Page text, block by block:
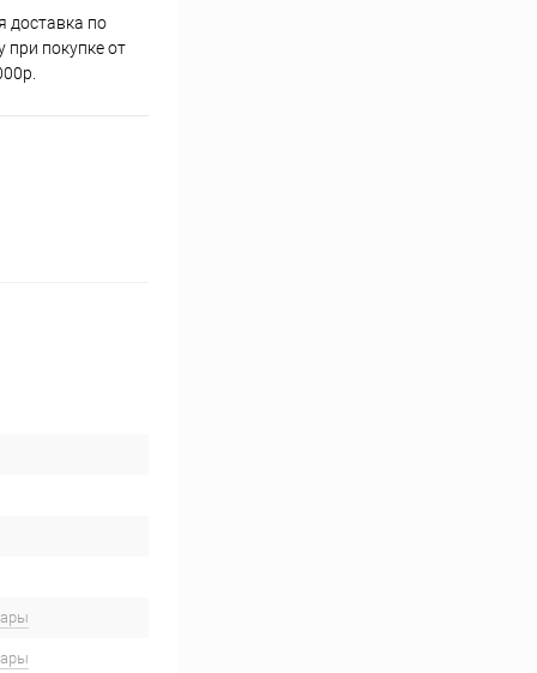
доставка по
при покупке от